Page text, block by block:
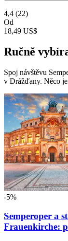
4,4 (22)
Od
18,49 US$
Ručně
Spoj návštěvu
v Drážďany. Něco
-5%
Semperoper a
Frauenkirche: